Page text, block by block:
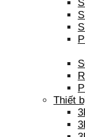
Thiết